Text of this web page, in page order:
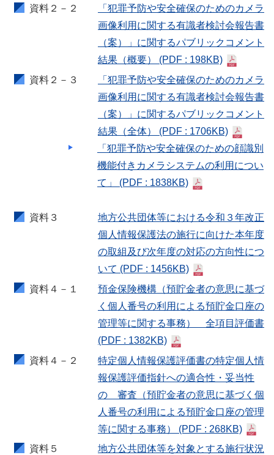
資料２－２
「犯罪予防や安全確保のためのカメラ
画像利用に関する有識者検討会報告書
（案）」に関するパブリックコメント
結果（概要） (PDF : 198KB)
資料２－３
「犯罪予防や安全確保のためのカメラ
画像利用に関する有識者検討会報告書
（案）」に関するパブリックコメント
結果（全体） (PDF : 1706KB)
「犯罪予防や安全確保のための顔識別
機能付きカメラシステムの利用につい
て」 (PDF : 1838KB)
資料３
地方公共団体等における令和３年改正
個人情報保護法の施行に向けた本年度
の取組及び次年度の対応の方向性につ
いて (PDF : 1456KB)
資料４－１
預金保険機構（預貯金者の意思に基づ
く個人番号の利用による預貯金口座の
管理等に関する事務） 全項目評価書
(PDF : 1382KB)
資料４－２
特定個人情報保護評価書の特定個人情
報保護評価指針への適合性・妥当性
の 審査（預貯金者の意思に基づく個
人番号の利用による預貯金口座の管理
等に関する事務） (PDF : 268KB)
資料５
地方公共団体等を対象とする施行状況